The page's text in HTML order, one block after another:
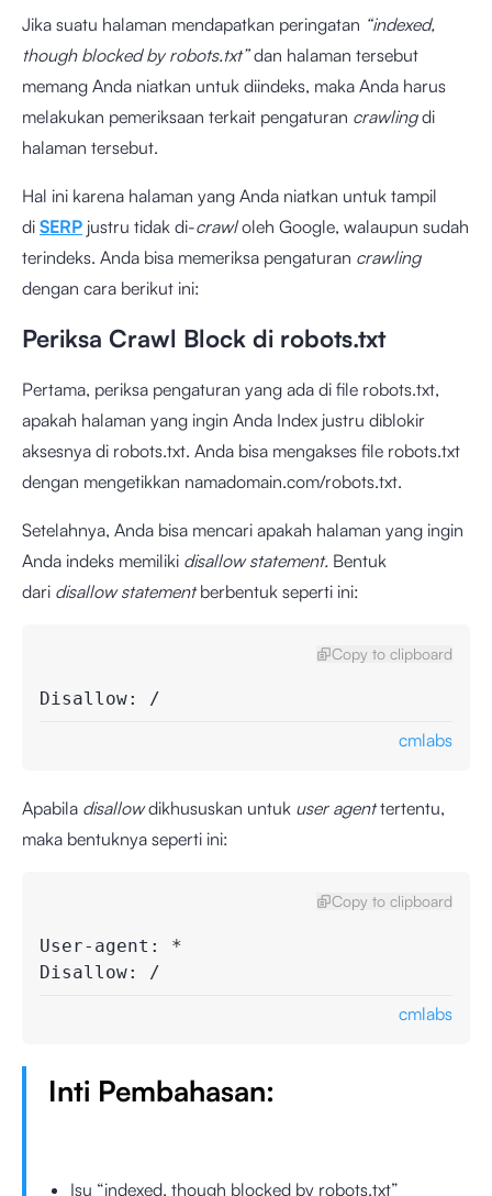
Jika suatu halaman mendapatkan peringatan “indexed,
though blocked by robots.txt”dan halaman tersebut
memang Anda niatkan untuk diindeks, maka Anda harus
melakukan pemeriksaan terkait pengaturan crawlingdi
halaman tersebut.
Hal ini karena halaman yang Anda niatkan untuk tampil
di SERP justru tidak di-crawloleh Google, walaupun sudah
terindeks. Anda bisa memeriksa pengaturan crawling
dengan cara berikut ini:
Periksa Crawl Block di robots.txt
Pertama, periksa pengaturan yang ada di file robots.txt,
apakah halaman yang ingin Anda Index justru diblokir
aksesnya di robots.txt. Anda bisa mengakses file robots.txt
dengan mengetikkan namadomain.com/robots.txt.
Setelahnya, Anda bisa mencari apakah halaman yang ingin
Anda indeks memiliki disallow statement. Bentuk
dari disallow statementberbentuk seperti ini:
Copy to clipboard
Disallow: /
cmlabs
Apabila disallowdikhususkan untuk user agenttertentu,
maka bentuknya seperti ini:
Copy to clipboard
User-agent: *
Disallow: /
cmlabs
Inti Pembahasan:
Isu “indexed, though blocked by robots.txt”